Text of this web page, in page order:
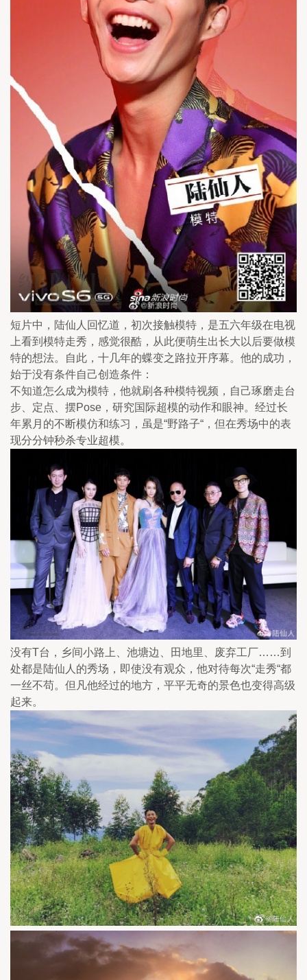
短片中，陆仙人回忆道，初次接触模特，是五六年级在电视
上看到模特走秀，感觉很酷，从此便萌生出长大以后要做模
特的想法。自此，十几年的蝶变之路拉开序幕。他的成功，
始于没有条件自己创造条件：
不知道怎么成为模特，他就刷各种模特视频，自己琢磨走台
步、定点、摆Pose，研究国际超模的动作和眼神。经过长
年累月的不断模仿和练习，虽是“野路子“，但在秀场中的表
现分分钟秒杀专业超模。
没有T台，乡间小路上、池塘边、田地里、废弃工厂……到
处都是陆仙人的秀场，即使没有观众，他对待每次“走秀“都
一丝不苟。但凡他经过的地方，平平无奇的景色也变得高级
起来。